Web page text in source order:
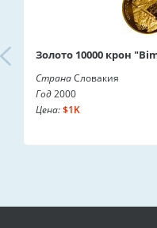
Золото 10000 крон
СтранаСловакия
Год2000
Цена:$1K